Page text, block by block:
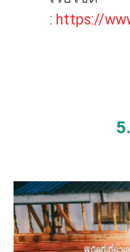
: https://